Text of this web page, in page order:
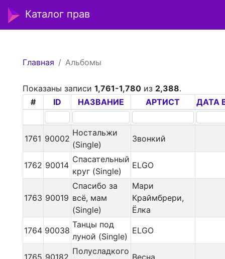
Каталог прав
Главная Альбомы
Показаны записи 1,761-1,780из 2,388.
#
ID НАЗВАНИЕ АРТИСТ ДАТА
1761 90002
Ностальжи
(Single)
Звонкий
1762 90014
Спасательный
круг (Single)
ELGO
1763 90019
Спасибо за
всё, мам
(Single)
Мари
Краймбрери,
Ёлка
1764 90038
Танцы под
луной (Single)
ELGO
1765 90182
Полусладкого
Весна